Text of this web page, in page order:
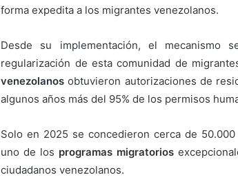
forma expedita a los migrantes venezolanos.
Desde su implementación, el mecanismo
regularización de esta comunidad de
venezolanos obtuvieron autorizaciones de
algunos años más del 95% de los permisos
Solo en 2025 se concedieron cerca de
uno de los programas migratorios
ciudadanos venezolanos.